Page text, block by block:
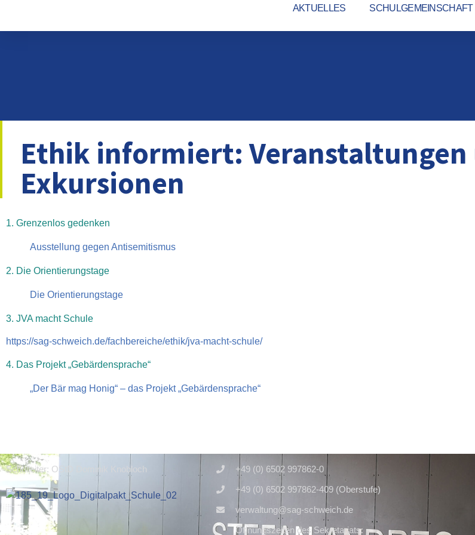
AKTUELLES SCHULGEMEINSCHAFT
Ethik informiert: Veranstaltungen
Exkursionen
1. Grenzenlos gedenken
Ausstellung gegen Antisemitismus
2. Die Orientierungstage
Die Orientierungstage
3. JVA macht Schule
https://sag-schweich.de/fachbereiche/ethik/jva-macht-schule/
4. Das Projekt „Gebärdensprache“
„Der Bär mag Honig“ – das Projekt „Gebärdensprache“
Schulleiter: OStD Dominik Knobloch
+49 (0) 6502 997862-0
+49 (0) 6502 997862-409 (Oberstufe)
verwaltung@sag-schweich.de
Öffnungszeiten des Sekretariats: